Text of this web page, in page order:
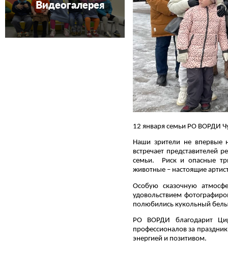
Видеогалерея
12 января семьи РО ВОРДИ
Наши зрители не впервые
встречает представителей
семьи. Риск и опасные
животные – настоящие
Особую сказочную
удовольствием
полюбились кукольный
РО ВОРДИ благодарит
профессионалов за
энергией и позитивом.